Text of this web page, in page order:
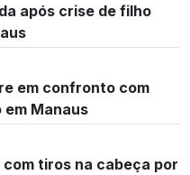
após crise de filho
em confronto com
Manaus
com tiros na cabeça por